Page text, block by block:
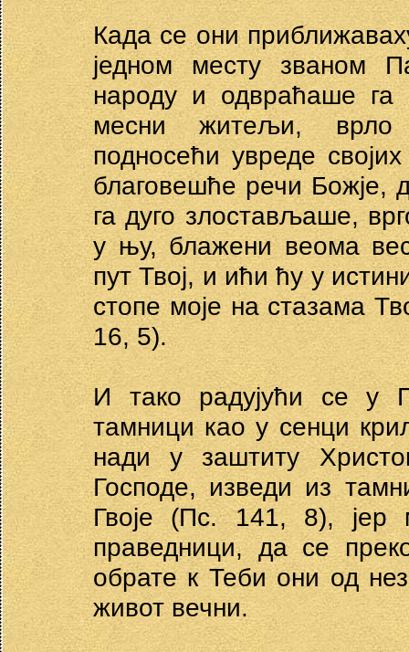
Када се они
једном месту званом
народу и одвраћаше га
месни житељи, врло
подносећи увреде
благовешће речи Божје,
га дуго злостављаше,
у њу, блажени веома
пут Твој, и ићи ћу у
стопе моје на стазама
16, 5).
И тако радујући се у
тамници као у сенци
нади у заштиту
Господе, изведи из
Гвоје (Пс. 141, 8), јер
праведници, да се
обрате к Теби они од
живот вечни.